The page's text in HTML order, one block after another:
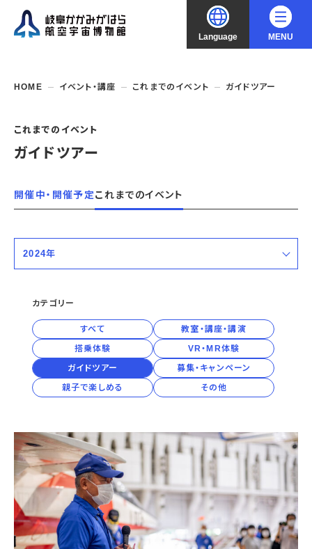
Language
中文（简化字）
中文（繁體字）
MENU
開館時間・休館日
年間パスポート
フロアガイド
バリアフリー・音声ガイド
企画展・常設展示
これまでの企画展
航空エリア
宇宙エリア
屋外展示
その他の展示
シアタールーム上映
操縦シミュレーション体験
イベント・講座
開催中・開催予定のイベント
ガイドツアー
イベントカレンダー
予約申し込み
これまでのイベント
収蔵品検索
資料の貸出
地域との連携
レンタルそらはく
空宙博ボランティア
一般団体
福祉団体
子ども会・スポーツ少年団等
学校団体
学校・教育関係
学校・教育関係の方へ
遠足・社会見学
オンライン学習
アウトリーチ
展示・イベントカレンダー
イベント予約申し込み
チャレンジそらはく
スタッフコラム お知らせ
HOME イベント・講座 これまでのイベント ガイドツアー
これまでのイベント
ガイドツアー
開催中・開催予定これまでのイベント
2024年
2026年
2025年
2023年
2022年
カテゴリー
すべて
教室・講座・講演
搭乗体験
VR・MR体験
ガイドツアー
募集・キャンペーン
親子で楽しめる
その他